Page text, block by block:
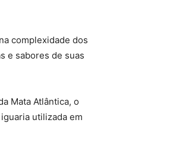
complexidade dos
e sabores de suas
Mata Atlântica, o
utilizada em